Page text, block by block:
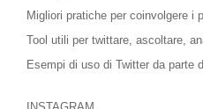
Migliori pratiche per coinvolgere i
Tool utili per twittare, ascoltare,
Esempi di uso di Twitter da parte